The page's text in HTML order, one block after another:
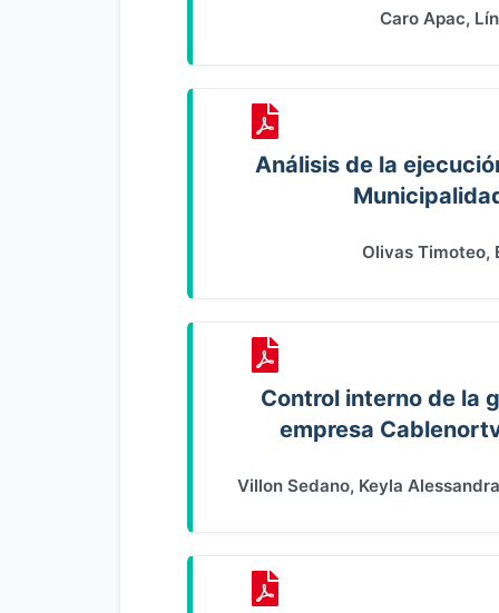
Caro Apac,
Análisis de la
Olivas Timoteo,
Control interno de la
empresa
Villon Sedano, Keyla Alessandra